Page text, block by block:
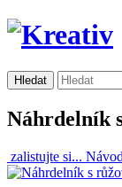
Náhrdelník
zalistujte si...